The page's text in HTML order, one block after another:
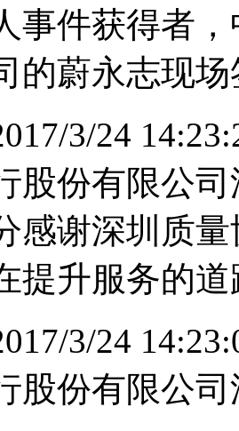
事件获得者
的蔚永志现
3/24
股份有限公
感谢深圳质
提升服务的
3/24
股份有限公